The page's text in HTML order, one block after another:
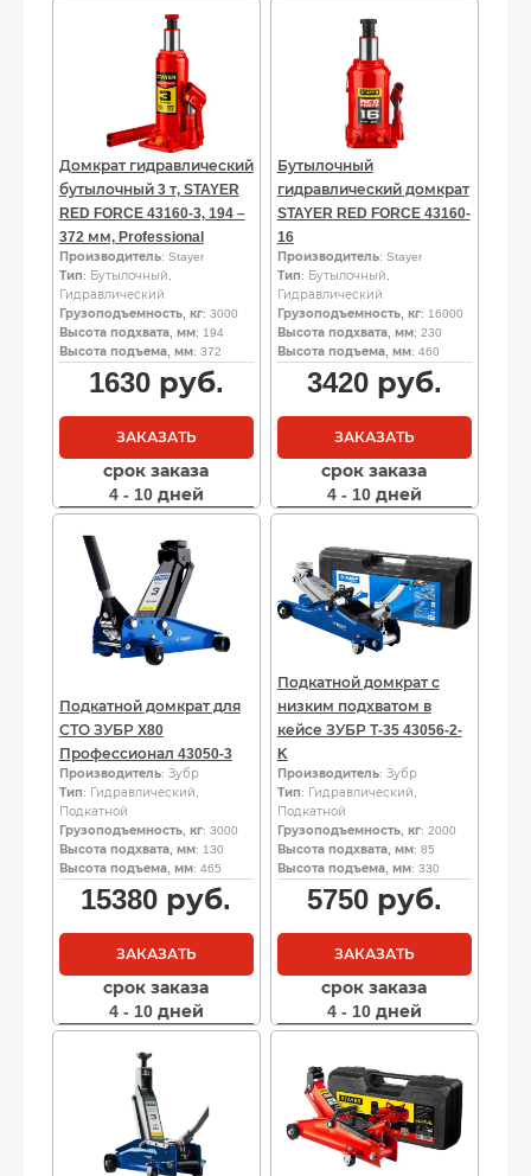
Домкрат гидравлический
бутылочный 3 т, STAYER
RED FORCE 43160-3, 194 –
372 мм, Professional
Производитель: Stayer
Тип: Бутылочный,
Гидравлический
Грузоподъемность, кг: 3000
Высота подхвата, мм: 194
Высота подъема, мм: 372
1630руб.
ЗАКАЗАТЬ
срок заказа
4 - 10 дней
Бутылочный
гидравлический домкрат
STAYER RED FORCE 43160-
16
Производитель: Stayer
Тип: Бутылочный,
Гидравлический
Грузоподъемность, кг: 16000
Высота подхвата, мм: 230
Высота подъема, мм: 460
3420руб.
ЗАКАЗАТЬ
срок заказа
4 - 10 дней
Подкатной домкрат для
СТО ЗУБР X80
Профессионал 43050-3
Производитель: Зубр
Тип: Гидравлический,
Подкатной
Грузоподъемность, кг: 3000
Высота подхвата, мм: 130
Высота подъема, мм: 465
15380 руб.
ЗАКАЗАТЬ
срок заказа
4 - 10 дней
Подкатной домкрат с
низким подхватом в
кейсе ЗУБР Т-35 43056-2-
K
Производитель: Зубр
Тип: Гидравлический,
Подкатной
Грузоподъемность, кг: 2000
Высота подхвата, мм: 85
Высота подъема, мм: 330
5750руб.
ЗАКАЗАТЬ
срок заказа
4 - 10 дней